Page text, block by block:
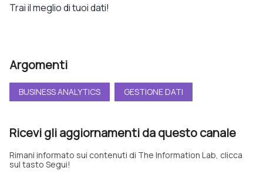
Trai il meglio di tuoi dati!
Argomenti
BUSINESS ANALYTICS GESTIONE DATI
Ricevi gli aggiornamenti da questo canale
Rimani informato sui contenuti di The Information Lab, clicca
sul tasto Segui!